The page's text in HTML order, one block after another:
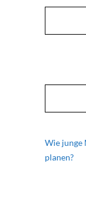
Wie junge
planen?